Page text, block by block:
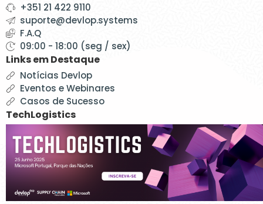
+351 21 422 9110
suporte@devlop.systems
F.A.Q
09:00 - 18:00 (seg / sex)
Links em Destaque
Notícias Devlop
Eventos e Webinares
Casos de Sucesso
TechLogistics